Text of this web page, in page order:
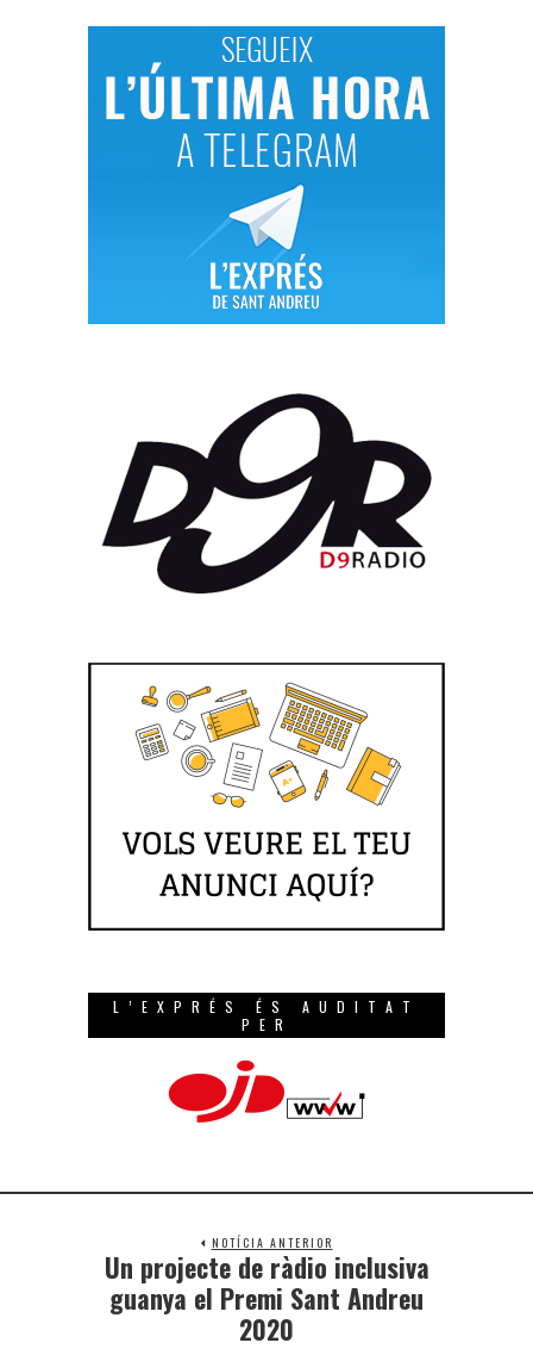
L’EXPRÉS ÉS AUDITAT
PER
NOTÍCIA ANTERIOR
Un projecte de ràdio inclusiva
guanya el Premi Sant Andreu
2020